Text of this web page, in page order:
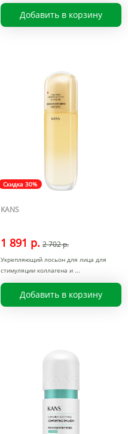
Добавить в корзину
Скидка 30%
KANS
1 891 р. 2 702 р.
Укрепляющий лосьон для лица для
стимуляции коллагена и
Добавить в корзину